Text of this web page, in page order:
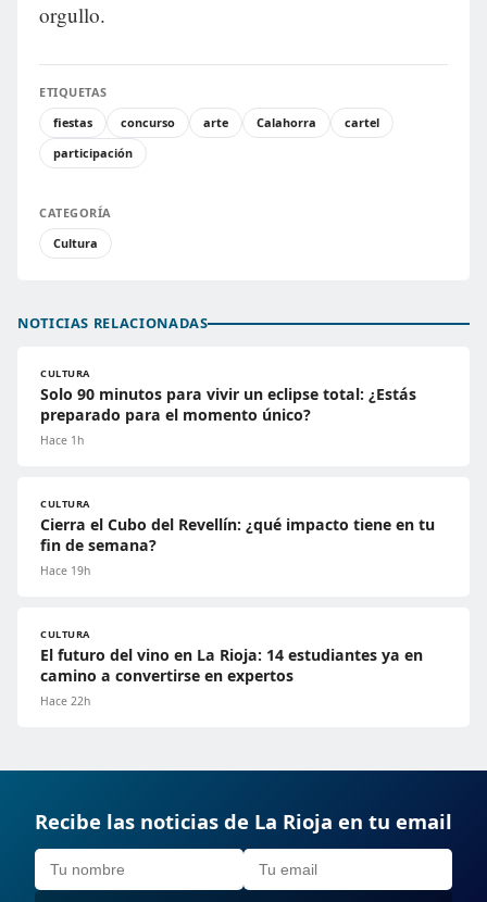
orgullo.
ETIQUETAS
fiestas
concurso arte Calahorra
cartel
participación
CATEGORÍA
Cultura
NOTICIAS RELACIONADAS
CULTURA
Solo 90 minutos para vivir un eclipse total: ¿Estás
preparado para el momento único?
Hace 1h
CULTURA
Cierra el Cubo del Revellín: ¿qué impacto tiene en tu
fin de semana?
Hace 19h
CULTURA
El futuro del vino en La Rioja: 14 estudiantes ya en
camino a convertirse en expertos
Hace 22h
Recibe las noticias de La Rioja en tu email